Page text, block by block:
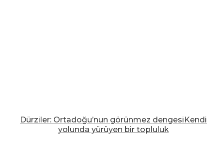
Dürziler: Ortadoğu’nun görünmez dengesiKendi
yolunda yürüyen bir topluluk